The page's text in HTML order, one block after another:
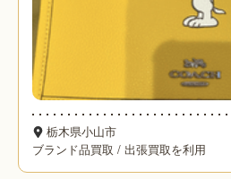
栃木県小山市
ブランド品買取 / 出張買取を利用